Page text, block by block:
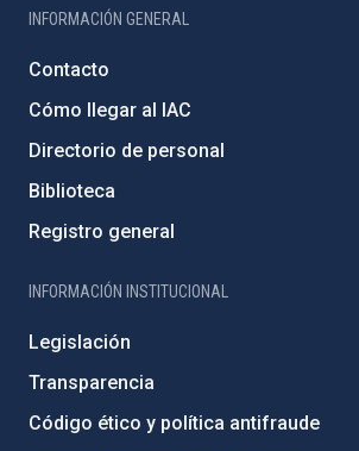
INFORMACIÓN GENERAL
Contacto
Cómo llegar al IAC
Directorio de personal
Biblioteca
Registro general
INFORMACIÓN INSTITUCIONAL
Legislación
Transparencia
Código ético y política antifraude